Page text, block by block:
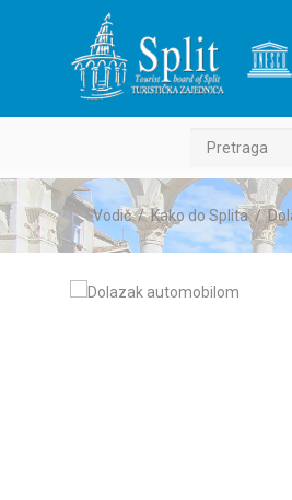
Vodič/Kako do Splita/